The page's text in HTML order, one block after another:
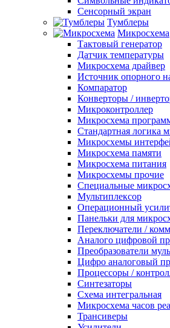
Сенсорный экран
Тумблеры
Микросхема
Тактовый генератор
Датчик температуры
Микросхема драйвер
Источник опорного
Компаратор
Конверторы /
Микроконтроллер
Микросхема
Стандартная логика
Микросхемы
Микросхема памяти
Микросхема питания
Микросхемы прочие
Специальные
Мультиплексор
Операционный
Панельки для
Переключатели /
Аналого цифровой
Преобразователи
Цифро аналоговый
Процессоры /
Синтезаторы
Схема интегральная
Микросхема часов
Трансиверы